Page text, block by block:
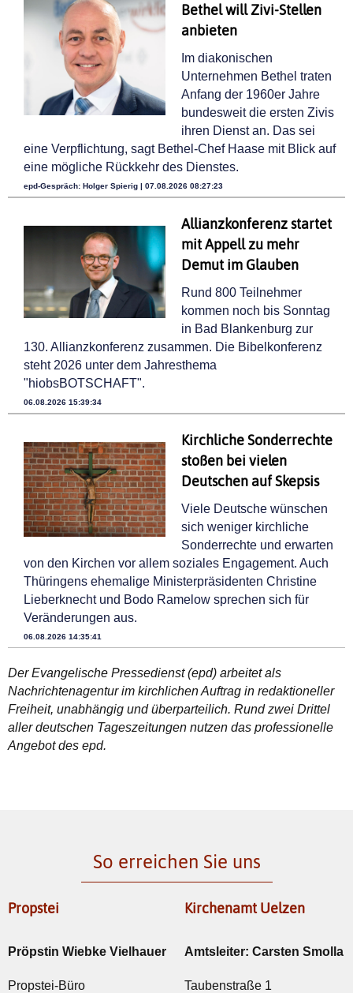
Bethel will Zivi-Stellen
anbieten
Im diakonischen
Unternehmen Bethel traten
Anfang der 1960er Jahre
bundesweit die ersten Zivis
ihren Dienst an. Das sei
eine Verpflichtung, sagt Bethel-Chef Haase mit Blick auf
eine mögliche Rückkehr des Dienstes.
epd-Gespräch: Holger Spierig | 07.08.2026 08:27:23
Allianzkonferenz startet
mit Appell zu mehr
Demut im Glauben
Rund 800 Teilnehmer
kommen noch bis Sonntag
in Bad Blankenburg zur
130. Allianzkonferenz zusammen. Die Bibelkonferenz
steht 2026 unter dem Jahresthema
"hiobsBOTSCHAFT".
06.08.2026 15:39:34
Kirchliche Sonderrechte
stoßen bei vielen
Deutschen auf Skepsis
Viele Deutsche wünschen
sich weniger kirchliche
Sonderrechte und erwarten
von den Kirchen vor allem soziales Engagement. Auch
Thüringens ehemalige Ministerpräsidenten Christine
Lieberknecht und Bodo Ramelow sprechen sich für
Veränderungen aus.
06.08.2026 14:35:41
Der Evangelische Pressedienst (epd) arbeitet als
Nachrichtenagentur im kirchlichen Auftrag in redaktioneller
Freiheit, unabhängig und überparteilich. Rund zwei Drittel
aller deutschen Tageszeitungen nutzen das professionelle
Angebot des epd.
So erreichen Sie uns
Propstei
Pröpstin Wiebke Vielhauer
Propstei-Büro
Kirchenamt Uelzen
Amtsleiter: Carsten Smolla
Taubenstraße 1